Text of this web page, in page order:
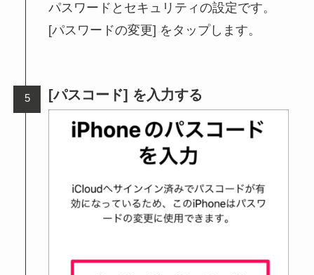
パスワードとセキュリティの設定です。
[パスワードの変更] をタップします。
[パスコード] を入力する